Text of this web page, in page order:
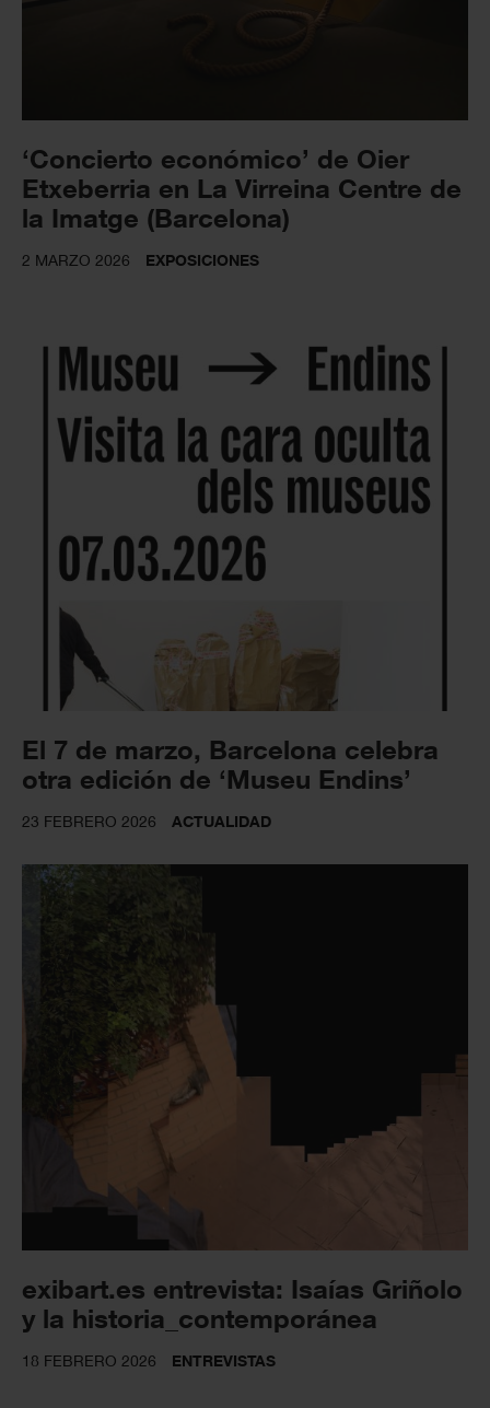
‘Concierto económico’ de Oier
Etxeberria en La Virreina Centre de
la Imatge (Barcelona)
2 MARZO 2026 EXPOSICIONES
El 7 de marzo, Barcelona celebra
otra edición de ‘Museu Endins’
23 FEBRERO 2026 ACTUALIDAD
exibart.es entrevista: Isaías Griñolo
y la historia_contemporánea
18 FEBRERO 2026 ENTREVISTAS